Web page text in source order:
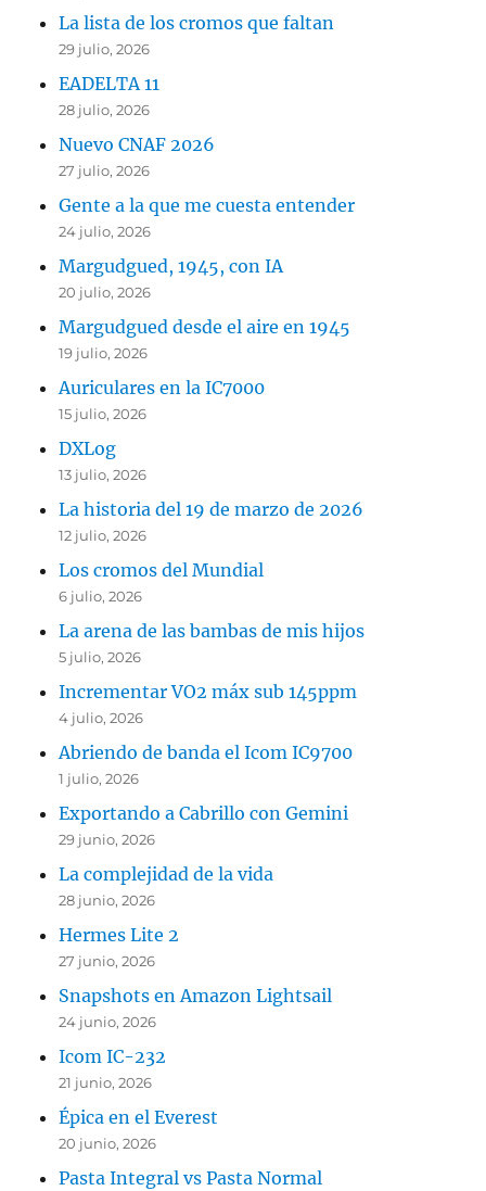
La lista de los cromos que faltan
29 julio, 2026
EADELTA 11
28 julio, 2026
Nuevo CNAF 2026
27 julio, 2026
Gente a la que me cuesta entender
24 julio, 2026
Margudgued, 1945, con IA
20 julio, 2026
Margudgued desde el aire en 1945
19 julio, 2026
Auriculares en la IC7000
15 julio, 2026
DXLog
13 julio, 2026
La historia del 19 de marzo de 2026
12 julio, 2026
Los cromos del Mundial
6 julio, 2026
La arena de las bambas de mis hijos
5 julio, 2026
Incrementar VO2 máx sub 145ppm
4 julio, 2026
Abriendo de banda el Icom IC9700
1 julio, 2026
Exportando a Cabrillo con Gemini
29 junio, 2026
La complejidad de la vida
28 junio, 2026
Hermes Lite 2
27 junio, 2026
Snapshots en Amazon Lightsail
24 junio, 2026
Icom IC-232
21 junio, 2026
Épica en el Everest
20 junio, 2026
Pasta Integral vs Pasta Normal